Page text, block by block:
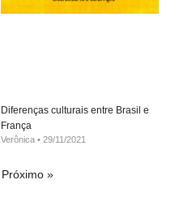
Diferenças culturais entre Brasil e
França
Verônica 29/11/2021
Próximo »